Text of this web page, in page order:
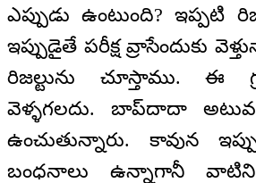
ఎప్పుడు ఉంటుంది? ఇప్పటి
ఇప్పుడైతే పరీక్ష వ్రాసేందుకు
రిజల్టును చూస్తాము. ఈ
వెళ్ళగలదు. బాప్‌దాదా
ఉంచుతున్నారు. కావున
బంధనాలు ఉన్నాగానీ